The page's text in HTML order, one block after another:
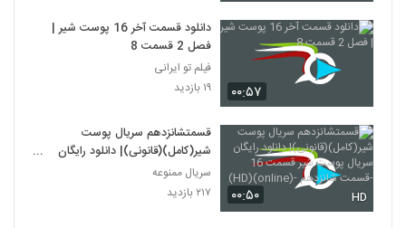
۰۰:۵۷
دانلود قسمت آخر 16 پوست شیر |
فصل 2 قسمت 8
فیلم تو ایرانی
۱۹ بازدید
۰۰:۵۰ HD
قسمتشانزدهم سریال پوست
شیر(کامل)(قانونی)| دانلود رایگان
شانزدهم -(online)(HD)
سریال ممنوعه
۲۱۷ بازدید